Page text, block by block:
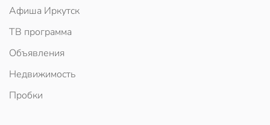
Афиша Иркутск
ТВ программа
Объявления
Недвижимость
Пробки